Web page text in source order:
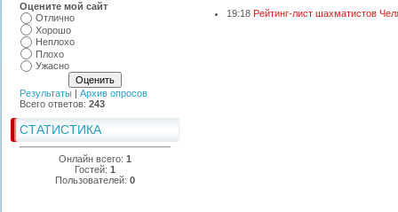
Оцените мой сайт
Отлично
Хорошо
Неплохо
Плохо
Ужасно
Результаты | Архив опросов
Всего ответов: 243
СТАТИСТИКА
Онлайн всего: 1
Гостей: 1
Пользователей: 0
19:18 Рейтинг-лист шахматистов